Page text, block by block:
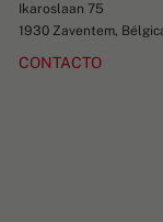
Ikaroslaan 75
1930 Zaventem,
CONTACTO